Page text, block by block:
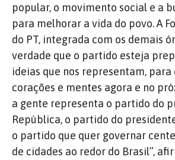
popular, o movimento social e a
para melhorar a vida do povo. A
do PT, integrada com os demais
verdade que o partido esteja
ideias que nos representam,
corações e mentes agora e no
a gente representa o partido do
República, o partido do
o partido que quer governar
de cidades ao redor do Brasil”,